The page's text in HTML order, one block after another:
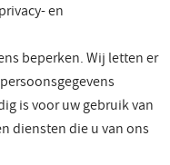
en
beperken. Wij letten er
is voor uw gebruik van
diensten die u van ons